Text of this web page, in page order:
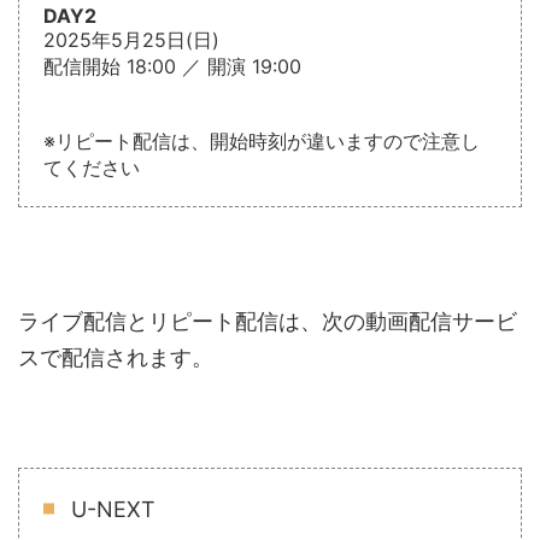
DAY2
2025年5⽉25⽇(日)
配信開始 18:00 ／ 開演 19:00
※リピート配信は、開始時刻が違いますので注意し
てください
ライブ配信とリピート配信は、次の動画配信サービ
スで配信されます。
U-NEXT